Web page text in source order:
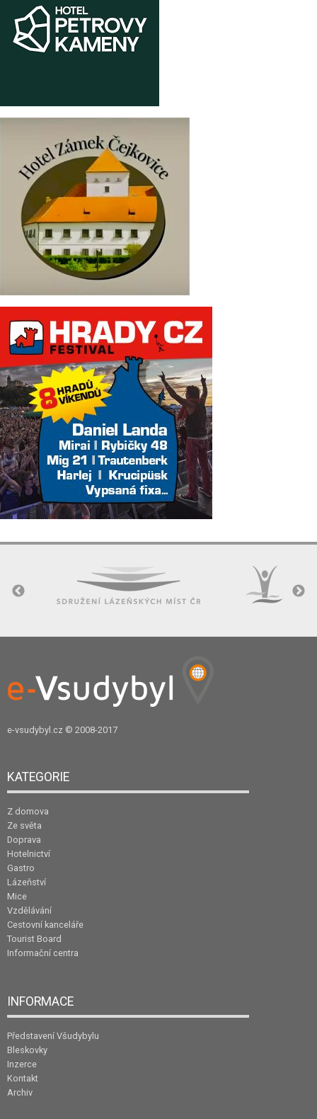
e-vsudybyl.cz © 2008-2017
KATEGORIE
Z domova
Ze světa
Doprava
Hotelnictví
Gastro
Lázeňství
Mice
Vzdělávání
Cestovní kanceláře
Tourist Board
Informační centra
INFORMACE
Představení Všudybylu
Bleskovky
Inzerce
Kontakt
Archiv